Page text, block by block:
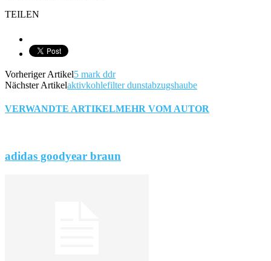
TEILEN
Vorheriger Artikel5 mark ddr
Nächster Artikelaktivkohlefilter dunstabzugshaube
VERWANDTE ARTIKELMEHR VOM AUTOR
adidas goodyear braun